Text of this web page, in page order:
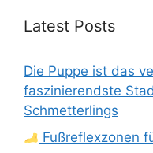
Latest Posts
Die Puppe ist das
faszinierendste
Schmetterlings
Fußreflexzonen